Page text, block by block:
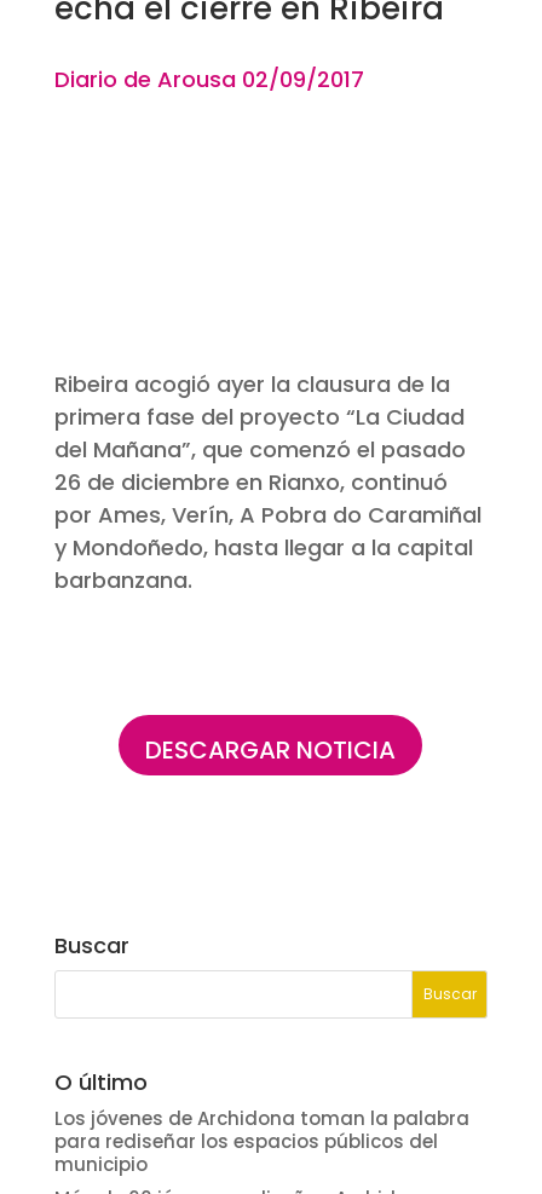
echa el cierre en Ribeira
Diario de Arousa 02/09/2017
Ribeira acogió ayer la clausura de la
primera fase del proyecto “La Ciudad
del Mañana”, que comenzó el pasado
26 de diciembre en Rianxo, continuó
por Ames, Verín, A Pobra do Caramiñal
y Mondoñedo, hasta llegar a la capital
barbanzana.
DESCARGAR NOTICIA
Buscar
O último
Los jóvenes de Archidona toman la palabra
para rediseñar los espacios públicos del
municipio